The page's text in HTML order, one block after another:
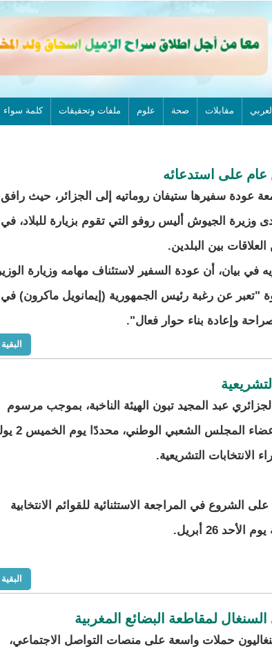
مقابلات صحة علوم ملفات وتحقيقات كلمة سواء
عام على استدعائه
عودة سفيرها ستيفان روماتيه إلى الجزائر، حيث رافق
لدى وزيرة الجيوش أليس روفو التي تقوم بزيارة للبلاد، في
بين البلدين.
في بيان، أن عودة السفير لاستئناف مهامه وزيارة
"تعبر عن رغبة رئيس الجمهورية (إيمانويل ماكرون) في
وإعادة بناء حوار فعال".
البقية
عبد المجيد تبون الهيئة الناخبة، بموجب مرسوم
رئاسي، لانتخاب أعضاء المجلس
الانتخابات التشريعية.
الشروع في المراجعة الاستثنائية للقوائم الانتخابية
البقية
لمقاطعة البضائع المغربية
حملات واسعة على منصات التواصل الاجتماعي،